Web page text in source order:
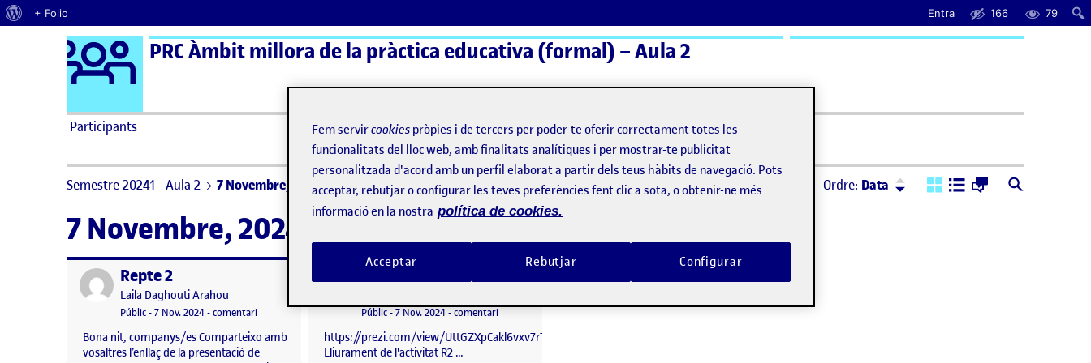
Quant al WordPress
+ Folio Entra 166 79
Saltar al contingut Logo Ágora
PRC Àmbit millora de la pràctica educativa (formal) – Aula 2
Participants ActiFolios Ajuda
Semestre 20241 - Aula 2 7 Novembre, 2024 Ordre: Data Ordre: Descendent
7 Novembre, 2024
Publicat perRepte 2
Publicat per
Laila Daghouti Arahou
Visibilitat:
Públic-Data de publicació
7 Nov. 2024-comentariel Repte 2
Bona nit, companys/es Comparteixo amb
vosaltres l’enllaç de la presentació de
presentació prezi
Visibilitat:
Públic-Data de publicació
7 Nov. 2024-comentariel presentació prezi
https://prezi.com/view/UttGZXpCakl6vxv7rTaF/
Lliurament de l'activitat R2 …
Fem servircookies pròpies i de tercers per poder-te oferir correctament totes les
funcionalitats del lloc web, amb finalitats analítiques i per mostrar-te publicitat
personalitzada d'acord amb un perfil elaborat a partir dels teus hàbits de navegació. Pots
acceptar, rebutjar o configurar les teves preferències fent clic a sota, o obtenir-ne més
informació en la nostra política de cookies.
Rebutjar
Acceptar Configurar